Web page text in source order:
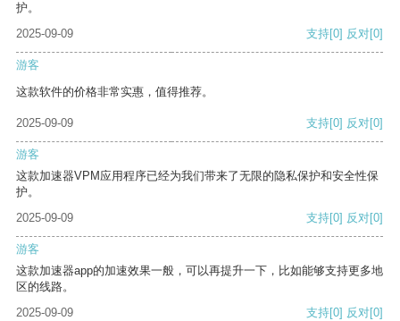
护。
2025-09-09
支持[0] 反对[0]
游客
这款软件的价格非常实惠，值得推荐。
2025-09-09 支持[0] 反对[0]
游客
这款加速器VPM应用程序已经为我们带来了无限的隐私保护和安全性保
护。
2025-09-09
支持[0] 反对[0]
游客
这款加速器app的加速效果一般，可以再提升一下，比如能够支持更多地
区的线路。
2025-09-09
支持[0] 反对[0]